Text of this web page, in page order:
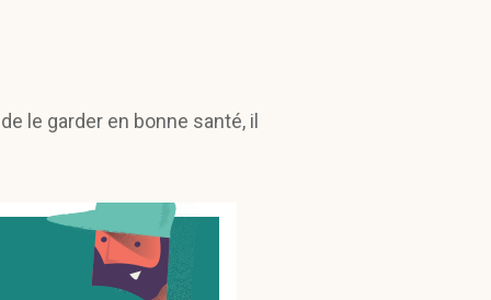
le garder en bonne santé, il